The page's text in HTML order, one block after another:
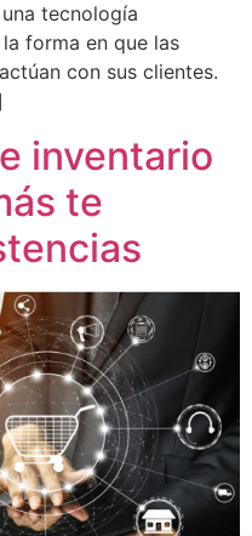
tecnología
forma en que las
con sus clientes.
inventario
te